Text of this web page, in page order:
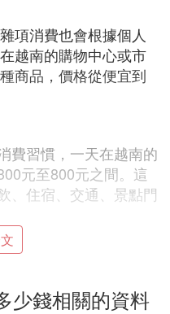
項消費也會根據個人
越南的購物中心或市
商品，價格從便宜到
費習慣，一天在越南的
元至800元之間。這
、住宿、交通、景點門
華的旅遊體驗，或者選
項，每天的旅遊消費可
少錢相關的資料